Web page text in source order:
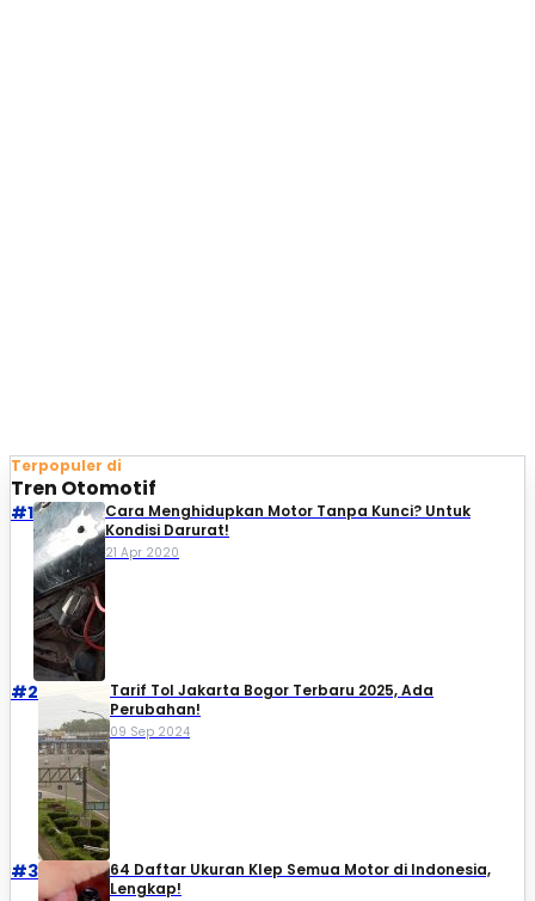
Terpopuler di
Tren Otomotif
#1
Cara Menghidupkan Motor Tanpa Kunci? Untuk
Kondisi Darurat!
21 Apr 2020
#2
Tarif Tol Jakarta Bogor Terbaru 2025, Ada
Perubahan!
09 Sep 2024
#3
64 Daftar Ukuran Klep Semua Motor di Indonesia,
Lengkap!